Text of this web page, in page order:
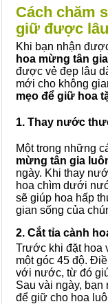
Cách chăm
giữ được lâu
Khi bạn nhận
hoa mừng tân gia
được vẻ đẹp lâu
mới cho không
mẹo để giữ hoa
1. Thay nước
Một trong những
mừng tân gia
ngày. Khi thay
hoa chìm dưới
sẽ giúp hoa hấp
gian sống của
2. Cắt tỉa cành
Trước khi đặt hoa
một góc 45 độ.
với nước, từ đó
Sau vài ngày, bạn
để giữ cho hoa